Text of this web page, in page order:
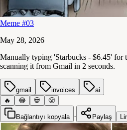
Meme #03
May 28, 2026
Manually typing 'Starbucks - $6.45' for
scanning it from Gmail in 2 seconds.
gmail invoices
ai
🔥
😂 💀 😤
Bağlantıyı kopyala · Paylaş